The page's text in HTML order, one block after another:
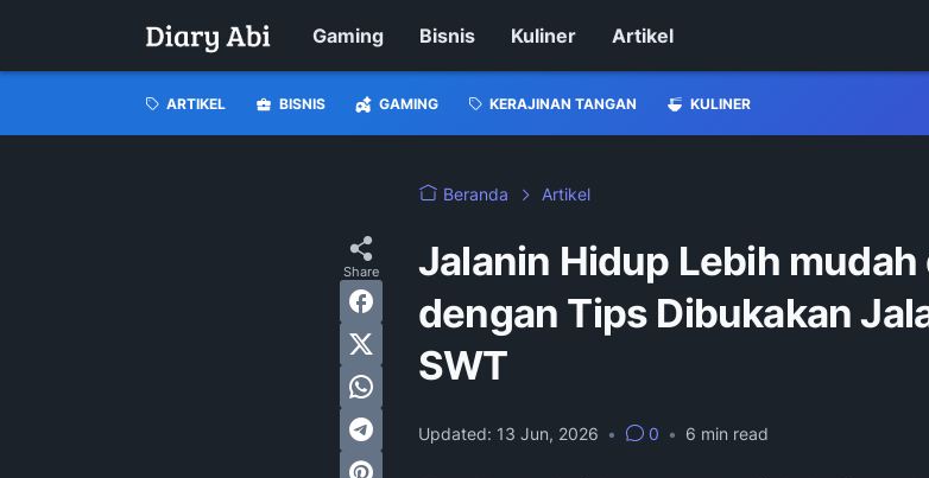
Gaming Bisnis Kuliner Artikel
ARTIKEL BISNIS GAMING KERAJINAN TANGAN KULINER
Beranda Artikel
Jalanin Hidup Lebih mudah
dengan Tips Dibukakan
SWT
Updated: 13 Jun, 2026 • 0 • 6 min read